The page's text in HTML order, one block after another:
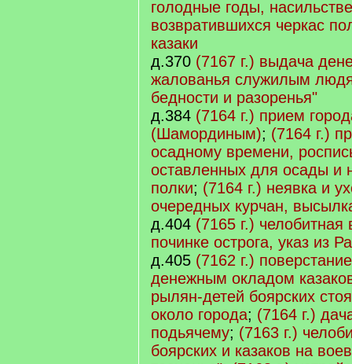
голодные годы,
возвратившихся черкас
казаки
д.370 (7167 г.) выдача
жалованья служилым
бедности и разоренья"
д.384 (7164 г.) прием
(Шамординым); (7164 г.)
осадному времени,
оставленных для осады и
полки; (7164 г.) неявка и
очередных курчан,
д.404 (7165 г.)
починке острога, указ из
д.405 (7162 г.)
денежным окладом
рылян-детей боярских
около города; (7164 г.)
подьячему; (7163 г.)
боярских и казаков на